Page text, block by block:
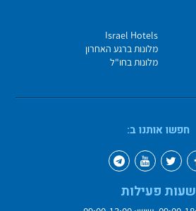
Israel Hotels
מלונות ברגע האחרון
מלונות בחו"ל
חפשו אותנו ב:
שעות פעילות